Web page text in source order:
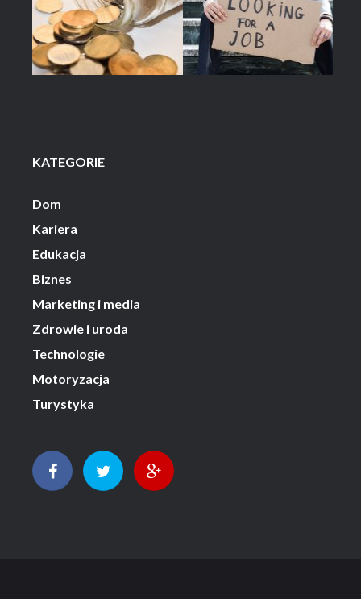
KATEGORIE
Dom
Kariera
Edukacja
Biznes
Marketing i media
Zdrowie i uroda
Technologie
Motoryzacja
Turystyka